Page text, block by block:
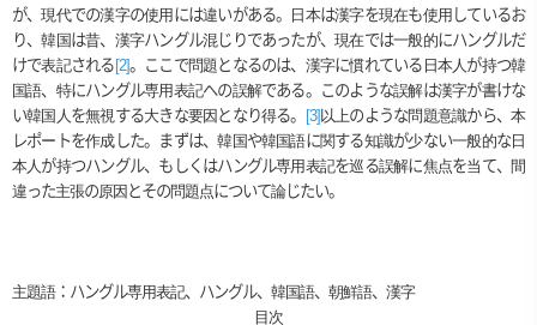
が、現代での漢字の使用には違いがある。日本は漢字を現在も使用しているお
り、韓国は昔、漢字ハングル混じりであったが、現在では一般的にハングルだ
けで表記される [2]。ここで問題となるのは、漢字に慣れている日本人が持つ韓
国語、特にハングル専用表記への誤解である。このような誤解は漢字が書けな
い韓国人を無視する大きな要因となり得る。
[3] 以上のような問題意識から、本
レポートを作成した。まずは、韓国や韓国語に関する知識が少ない一般的な日
本人が持つハングル、もしくはハングル専用表記を巡る誤解に焦点を当て、間
違った主張の原因とその問題点について論じたい。
主題語：ハングル専用表記、ハングル、韓国語、朝鮮語、漢字
目次